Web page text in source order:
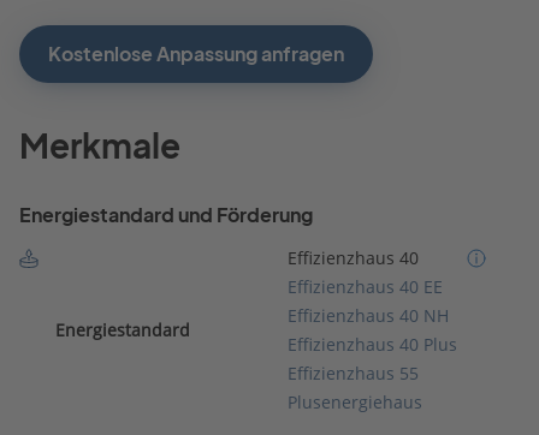
Kostenlose Anpassung anfragen
Merkmale
Energiestandard und Förderung
Energiestandard
Effizienzhaus 40
Effizienzhaus 40 EE
Effizienzhaus 40 NH
Effizienzhaus 40 Plus
Effizienzhaus 55
Plusenergiehaus